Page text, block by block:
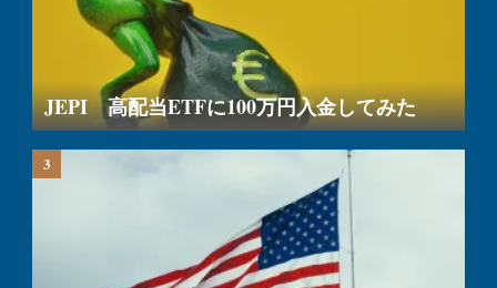
JEPI 高配当ETFに100万円入金してみた